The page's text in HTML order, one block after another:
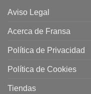
Aviso Legal
Acerca de Fransa
Política de Privacidad
Política de Cookies
Tiendas